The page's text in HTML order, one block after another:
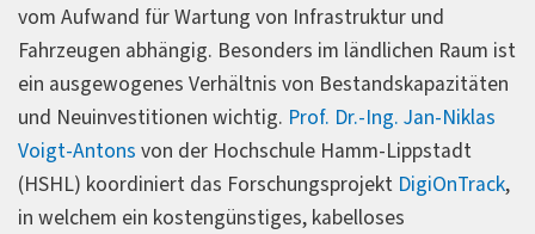
vom Aufwand für Wartung von Infrastruktur und
Fahrzeugen abhängig. Besonders im ländlichen Raum ist
ein ausgewogenes Verhältnis von Bestandskapazitäten
und Neuinvestitionen wichtig. Prof. Dr.-Ing. Jan-Niklas
Voigt-Antons von der Hochschule Hamm-Lippstadt
(HSHL) koordiniert das Forschungsprojekt DigiOnTrack,
in welchem ein kostengünstiges, kabelloses